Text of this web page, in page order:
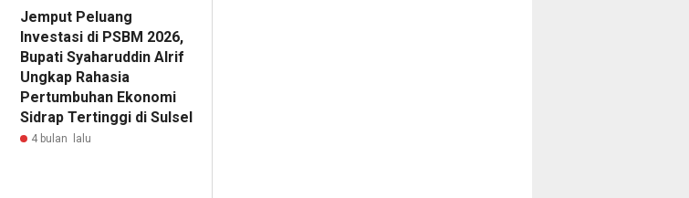
Jemput Peluang
Investasi di PSBM 2026,
Bupati Syaharuddin Alrif
Ungkap Rahasia
Pertumbuhan Ekonomi
Sidrap Tertinggi di Sulsel
4 bulan lalu